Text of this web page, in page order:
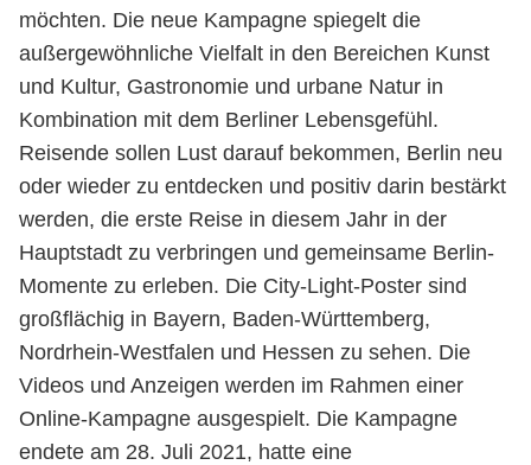
möchten. Die neue Kampagne spiegelt die
außergewöhnliche Vielfalt in den Bereichen Kunst
und Kultur, Gastronomie und urbane Natur in
Kombination mit dem Berliner Lebensgefühl.
Reisende sollen Lust darauf bekommen, Berlin neu
oder wieder zu entdecken und positiv darin bestärkt
werden, die erste Reise in diesem Jahr in der
Hauptstadt zu verbringen und gemeinsame Berlin-
Momente zu erleben. Die City-Light-Poster sind
großflächig in Bayern, Baden-Württemberg,
Nordrhein-Westfalen und Hessen zu sehen. Die
Videos und Anzeigen werden im Rahmen einer
Online-Kampagne ausgespielt. Die Kampagne
endete am 28. Juli 2021, hatte eine